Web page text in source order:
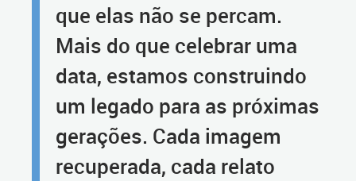
que elas não se percam.
Mais do que celebrar uma
data, estamos construindo
um legado para as próximas
gerações. Cada imagem
recuperada, cada relato